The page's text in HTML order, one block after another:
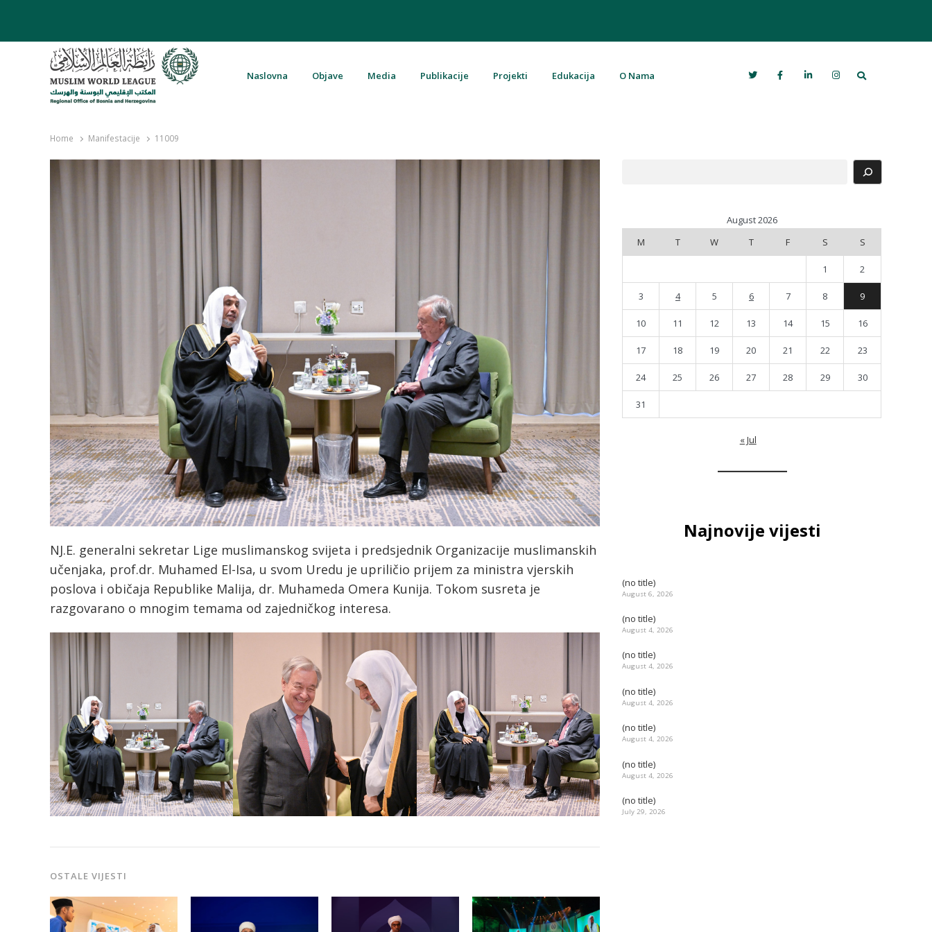
Naslovna Objave Media Publikacije Projekti Edukacija O Nama Search
Home Manifestacije 11009
NJ.E. generalni sekretar Lige muslimanskog svijeta i predsjednik Organizacije muslimanskih
učenjaka, prof.dr. Muhamed El-Isa, u svom Uredu je upriličio prijem za ministra vjerskih
poslova i običaja Republike Malija, dr. Muhameda Omera Kunija. Tokom susreta je
razgovarano o mnogim temama od zajedničkog interesa.
OSTALE VIJESTI
August 2026
M
T W T F S S
1 2
3 4 5 6 7 8 9
10 11 12 13 14 15 16
17 18 19 20 21 22 23
24 25 26 27 28 29 30
31
« Jul
Najnovije vijesti
(no title)
August 6, 2026
(no title)
August 4, 2026
(no title)
August 4, 2026
(no title)
August 4, 2026
(no title)
August 4, 2026
(no title)
August 4, 2026
(no title)
July 29, 2026